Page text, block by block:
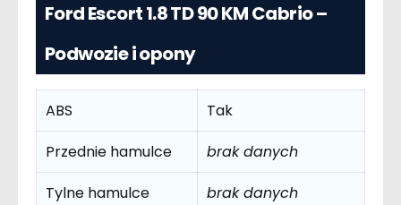
Ford Escort 1.8 TD 90 KM Cabrio –
Podwozie i opony
ABS
Tak
Przednie hamulce
brak danych
Tylne hamulce
brak danych